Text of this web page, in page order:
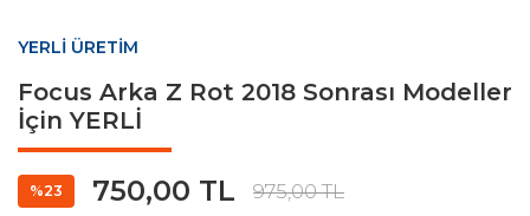
YERLİ ÜRETİM
Focus Arka Z Rot 2018 Sonrası Modeller
İçin YERLİ
%23 750,00 TL 975,00 TL